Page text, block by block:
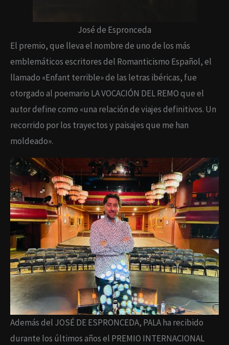
José de Espronceda
El premio, que lleva el nombre de uno de los más
emblemáticos escritores del Romanticismo Español, el
llamado «Enfant terrible» de las letras ibéricas, fue
otorgado al poemario LA VOCACIÓN DEL REMO que el
autor define como «una relación de viajes definitivos. Un
recorrido por los trayectos y paisajes que me han
moldeado».
Además del JOSÉ DE ESPRONCEDA, PALA ha recibido
durante los últimos años el PREMIO INTERNACIONAL